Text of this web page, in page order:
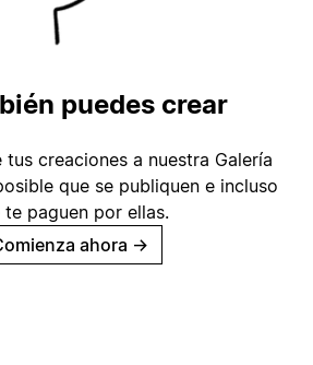
puedes crear
tus creaciones a nuestra Galería
que se publiquen e incluso
te paguen por ellas.
ahora →